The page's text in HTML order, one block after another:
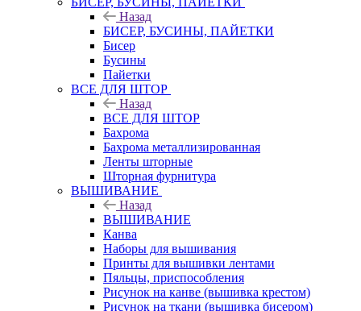
Назад
БИСЕР, БУСИНЫ, ПАЙЕТКИ
Бисер
Бусины
Пайетки
ВСЕ ДЛЯ ШТОР
Назад
ВСЕ ДЛЯ ШТОР
Бахрома
Бахрома металлизированная
Ленты шторные
Шторная фурнитура
ВЫШИВАНИЕ
Назад
ВЫШИВАНИЕ
Канва
Наборы для вышивания
Принты для вышивки лентами
Пяльцы, приспособления
Рисунок на канве (вышивка крестом)
Рисунок на ткани (вышивка бисером)